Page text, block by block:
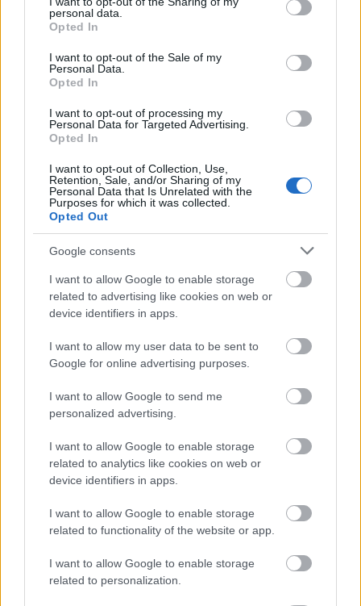
grant or deny consent to Google and its third-party tags to
use your data for below specified purposes in below Google
consent section.
personal data.
Opted In
I want to opt-out of the Sale of my
Personal Data.
Opted In
I want to opt-out of processing my
Personal Data for Targeted Advertising.
Opted In
I want to opt-out of Collection, Use,
Retention, Sale, and/or Sharing of my
Personal Data that Is Unrelated with the
Purposes for which it was collected.
Opted Out
Google consents
I want to allow Google to enable storage
related to advertising like cookies on web or
device identifiers in apps.
I want to allow my user data to be sent to
Google for online advertising purposes.
I want to allow Google to send me
personalized advertising.
I want to allow Google to enable storage
related to analytics like cookies on web or
device identifiers in apps.
I want to allow Google to enable storage
related to functionality of the website or app.
I want to allow Google to enable storage
related to personalization.
elméletébennyújtott alakításáért Oscar-díjat is
kapott. A film forgatókönyvét J.K. Rowling írja,
a rendező pedig David Yates lesz, aki négy
részt készített az eredetiHarry Potter-
sorozatból. (A film 2016. november 18-án
kerül a mozikba.)
A hét kötet több mint 450 millió példányban
kelt el, 78 nyelvre fordították le, nem beszélve
a filmekről.
Forrás:Hirado.hu
Anglia Irodalom Könyv Bestseller
ERDŐ VAN IDEBENN: TÓTH MARCSI AZ ÚJ
MARGÓ-DÍJAS